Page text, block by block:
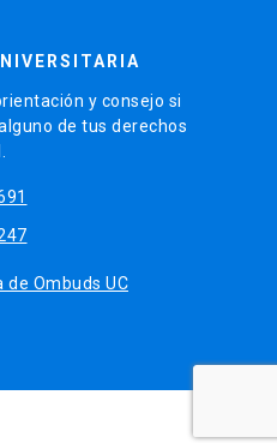
y consejo si
de tus derechos
de Ombuds UC